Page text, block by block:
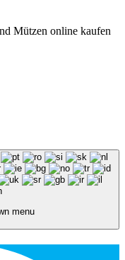
Mützen online kaufen